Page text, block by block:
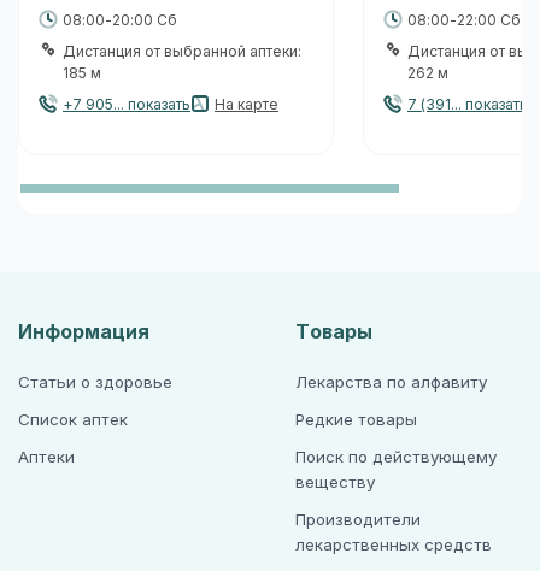
08:00-20:00 Сб
Дистанция от выбранной аптеки:
185 м
+7 905... показать
На карте
08:00-22:00 Сб
Дистанция от
262 м
7 (391... показать
Информация
Статьи о здоровье
Список аптек
Аптеки
Товары
Лекарства по алфавиту
Редкие товары
Поиск по действующему
веществу
Производители
лекарственных средств